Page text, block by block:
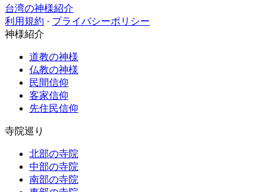
台湾の神様紹介
利用規約 · プライバシーポリシー
神様紹介
道教の神様
仏教の神様
民間信仰
客家信仰
先住民信仰
寺院巡り
北部の寺院
中部の寺院
南部の寺院